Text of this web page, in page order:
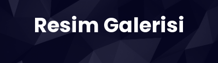
Resim Galerisi